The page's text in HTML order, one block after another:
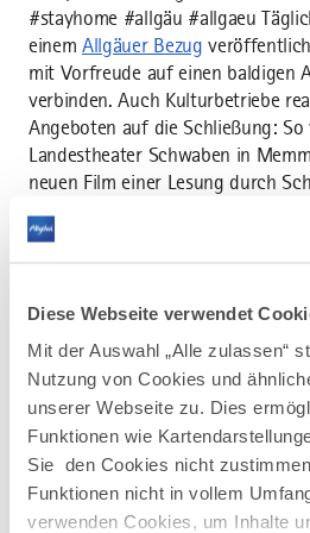
Diese Webseite verwendet
Mit der Auswahl „Alle zulassen“
Nutzung von Cookies und
unserer Webseite zu. Dies
Funktionen wie
Sie den Cookies nicht
Funktionen nicht in vollem
verwenden Cookies, um Inhalte
#stayhome #allgäu #allgaeu
einemAllgäuer Bezug
mit Vorfreude auf einen baldigen
verbinden. Auch Kulturbetriebe
Angeboten auf die Schließung:
Landestheater Schwaben in
neuen Film einer Lesung durch
Schauspielerinnen. Kempten lädt
zu virtuellen Führungen ein und
dieCoronale, ein virtuelles Festival
einbringen kann.
Aufruf der Bergwacht: Skitouren
unterlassen
Während Gastronomie, Hotellerie
mit Wirkung der
Einbußen erleiden und